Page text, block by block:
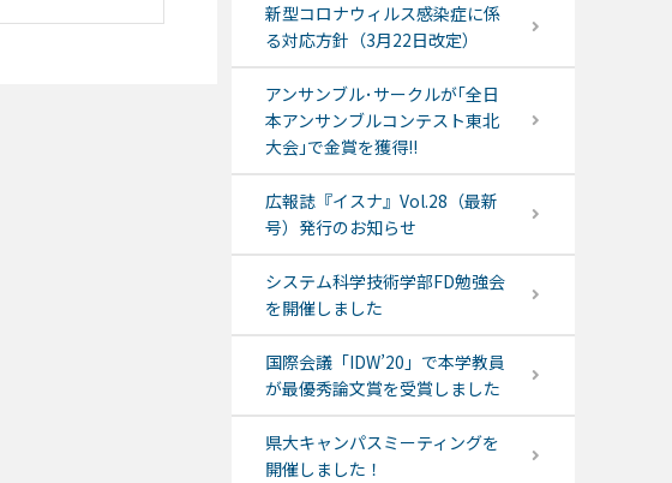
新型コロナウィルス感染症に係
る対応方針（3月22日改定）
アンサンブル･サークルが｢全日
本アンサンブルコンテスト東北
大会｣で金賞を獲得!!
広報誌『イスナ』Vol.28（最新
号）発行のお知らせ
システム科学技術学部FD勉強会
を開催しました
国際会議「IDW’20」で本学教員
が最優秀論文賞を受賞しました
県大キャンパスミーティングを
開催しました！